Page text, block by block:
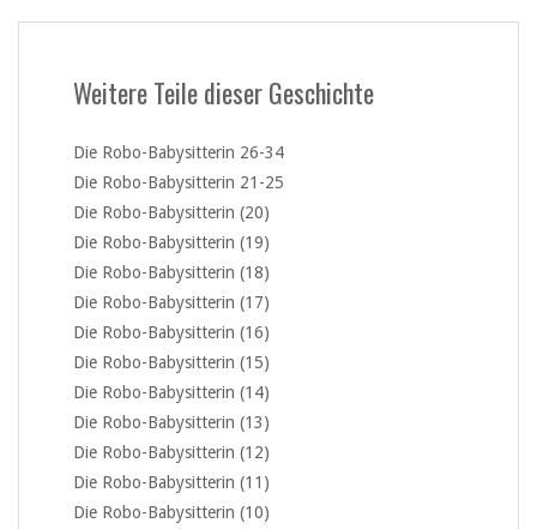
Weitere Teile dieser Geschichte
Die Robo-Babysitterin 26-34
Die Robo-Babysitterin 21-25
Die Robo-Babysitterin (20)
Die Robo-Babysitterin (19)
Die Robo-Babysitterin (18)
Die Robo-Babysitterin (17)
Die Robo-Babysitterin (16)
Die Robo-Babysitterin (15)
Die Robo-Babysitterin (14)
Die Robo-Babysitterin (13)
Die Robo-Babysitterin (12)
Die Robo-Babysitterin (11)
Die Robo-Babysitterin (10)